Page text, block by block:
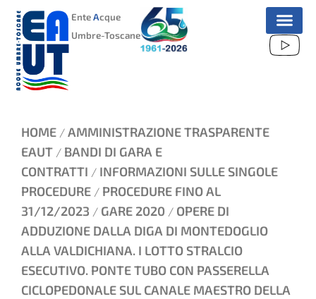
VAI
CONTENUTO
EnteAcque
Umbre-Toscane
HOME / AMMINISTRAZIONE TRASPARENTE
EAUT / BANDI DI GARA E
CONTRATTI / INFORMAZIONI SULLE SINGOLE
PROCEDURE / PROCEDURE FINO AL
31/12/2023 / GARE 2020 / OPERE DI
ADDUZIONE DALLA DIGA DI MONTEDOGLIO
ALLA VALDICHIANA. I LOTTO STRALCIO
ESECUTIVO. PONTE TUBO CON PASSERELLA
CICLOPEDONALE SUL CANALE MAESTRO DELLA